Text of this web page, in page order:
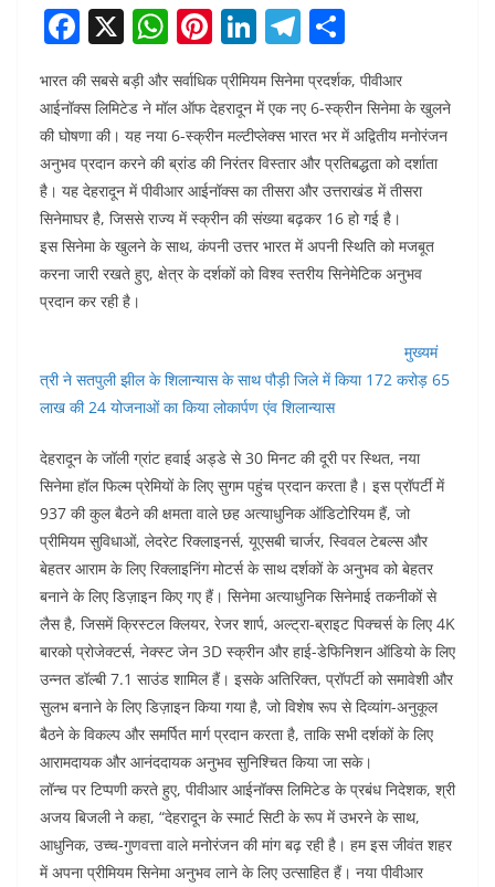
F
a
c
e
b
o
o
k
X W
h
at
s
A
p
p
Pi
nt
er
e
st
Li
n
k
e
dI
n
T
el
e
gr
a
m
h
ar
e
भारत की सबसे बड़ी और सर्वाधिक प्रीमियम सिनेमा प्रदर्शक, पीवीआर
आईनॉक्स लिमिटेड ने मॉल ऑफ देहरादून में एक नए 6-स्क्रीन सिनेमा के खुलने
की घोषणा की। यह नया 6-स्क्रीन मल्टीप्लेक्स भारत भर में अद्वितीय मनोरंजन
अनुभव प्रदान करने की ब्रांड की निरंतर विस्तार और प्रतिबद्धता को दर्शाता
है। यह देहरादून में पीवीआर आईनॉक्स का तीसरा और उत्तराखंड में तीसरा
सिनेमाघर है, जिससे राज्य में स्क्रीन की संख्या बढ़कर 16 हो गई है।
इस सिनेमा के खुलने के साथ, कंपनी उत्तर भारत में अपनी स्थिति को मजबूत
करना जारी रखते हुए, क्षेत्र के दर्शकों को विश्व स्तरीय सिनेमेटिक अनुभव
प्रदान कर रही है।
मुख्यमं
त्री ने सतपुली झील के शिलान्यास के साथ पौड़ी जिले में किया 172 करोड़ 65
लाख की 24 योजनाओं का किया लोकार्पण एंव शिलान्यास
देहरादून के जॉली ग्रांट हवाई अड्डे से 30 मिनट की दूरी पर स्थित, नया
सिनेमा हॉल फिल्म प्रेमियों के लिए सुगम पहुंच प्रदान करता है। इस प्रॉपर्टी में
937 की कुल बैठने की क्षमता वाले छह अत्याधुनिक ऑडिटोरियम हैं, जो
प्रीमियम सुविधाओं, लेदरेट रिक्लाइनर्स, यूएसबी चार्जर, स्विवल टेबल्स और
बेहतर आराम के लिए रिक्लाइनिंग मोटर्स के साथ दर्शकों के अनुभव को बेहतर
बनाने के लिए डिज़ाइन किए गए हैं। सिनेमा अत्याधुनिक सिनेमाई तकनीकों से
लैस है, जिसमें क्रिस्टल क्लियर, रेजर शार्प, अल्ट्रा-ब्राइट पिक्चर्स के लिए 4K
बारको प्रोजेक्टर्स, नेक्स्ट जेन 3D स्क्रीन और हाई-डेफिनिशन ऑडियो के लिए
उन्नत डॉल्बी 7.1 साउंड शामिल हैं। इसके अतिरिक्त, प्रॉपर्टी को समावेशी और
सुलभ बनाने के लिए डिज़ाइन किया गया है, जो विशेष रूप से दिव्यांग-अनुकूल
बैठने के विकल्प और समर्पित मार्ग प्रदान करता है, ताकि सभी दर्शकों के लिए
आरामदायक और आनंददायक अनुभव सुनिश्चित किया जा सके।
लॉन्च पर टिप्पणी करते हुए, पीवीआर आईनॉक्स लिमिटेड के प्रबंध निदेशक, श्री
अजय बिजली ने कहा, “देहरादून के स्मार्ट सिटी के रूप में उभरने के साथ,
आधुनिक, उच्च-गुणवत्ता वाले मनोरंजन की मांग बढ़ रही है। हम इस जीवंत शहर
में अपना प्रीमियम सिनेमा अनुभव लाने के लिए उत्साहित हैं। नया पीवीआर